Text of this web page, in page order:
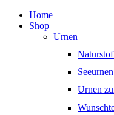
Home
Shop
Urnen
Seeurnen
Urnen